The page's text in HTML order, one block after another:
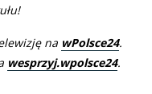
na wPolsce24.
wesprzyj.wpolsce24.